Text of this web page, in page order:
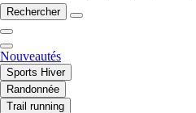
Rechercher
Nouveautés
Sports Hiver
Randonnée
Trail running